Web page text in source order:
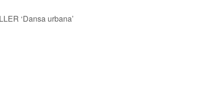
‘Dansa urbana’